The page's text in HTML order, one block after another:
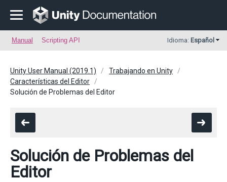
Manual Scripting API Idioma: Español
Unity User Manual (2019.1)
Trabajando en Unity
Características del Editor
Solución de Problemas del Editor
Solución de Problemas del
Editor